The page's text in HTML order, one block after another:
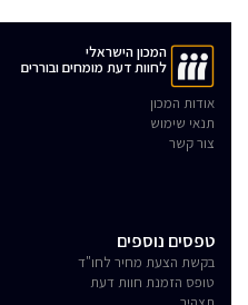
המכון הישראלי
לחוות דעת מומחים ובוררים
אודות המכון
תנאי שימוש
צור קשר
טפסים נוספים
בקשת הצעת מחיר לחו"ד
טופס הזמנת חוות דעת